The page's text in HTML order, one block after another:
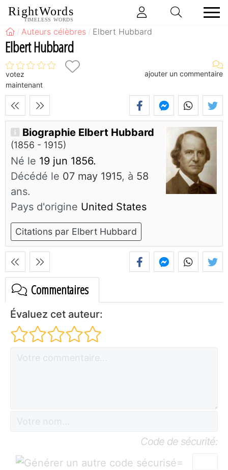
RightWords
TIMELESS WORDS
Auteurs célèbres Elbert Hubbard
Elbert Hubbard
votez
maintenant
ajouter un commentaire
Biographie Elbert Hubbard
(1856 - 1915)
Né le 19 jun 1856.
Décédé le 07 may 1915, à 58
ans.
Pays d'origine United States
Citations par Elbert Hubbard
Commentaires
Évaluez cet auteur:
Code de sécurité:
=